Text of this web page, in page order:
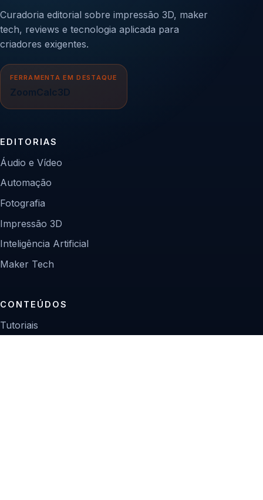
Curadoria editorial sobre impressão 3D, maker
tech, reviews e tecnologia aplicada para
criadores exigentes.
FERRAMENTA EM DESTAQUE
ZoomCalc3D
EDITORIAS
Áudio e Vídeo
Automação
Fotografia
Impressão 3D
Inteligência Artificial
Maker Tech
CONTEÚDOS
Tutoriais